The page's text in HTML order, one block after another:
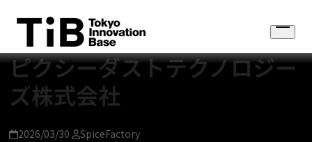
content
Open
menu
ピクシーダストテクノロジー
ズ株式会社
2026/03/30 SpiceFactory